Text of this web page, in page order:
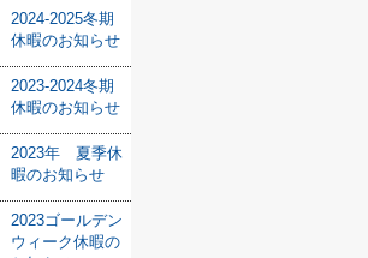
2024-2025冬期
休暇のお知らせ
2023-2024冬期
休暇のお知らせ
2023年 夏季休
暇のお知らせ
2023ゴールデン
ウィーク休暇の